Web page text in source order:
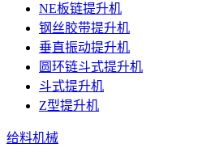
NE板链提升机
钢丝胶带提升机
垂直振动提升机
圆环链斗式提升机
斗式提升机
Z型提升机
给料机械